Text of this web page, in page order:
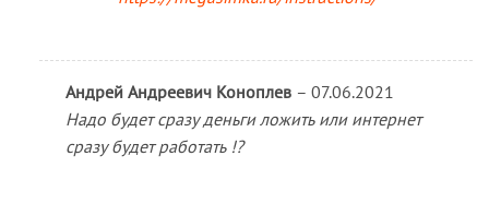
Андрей Андреевич Коноплев – 07.06.2021
Надо будет сразу деньги ложить или интернет
сразу будет работать !?